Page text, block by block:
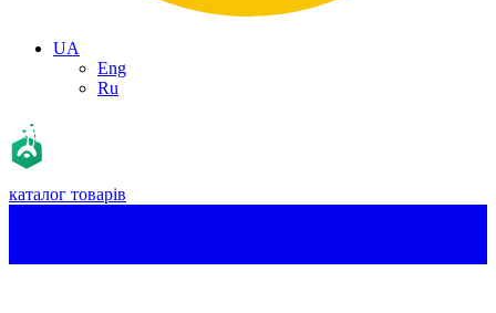
UA
Eng
Ru
каталог товарів